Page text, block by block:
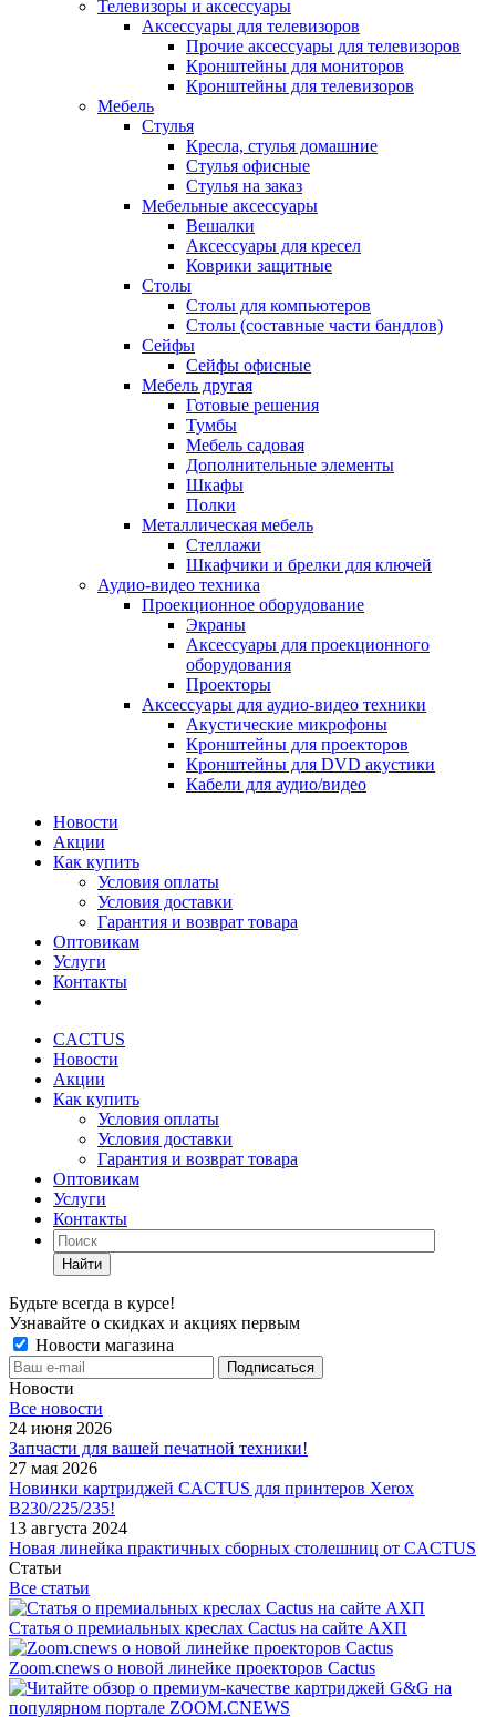
Телевизоры и аксессуары
Аксессуары для телевизоров
Прочие аксессуары для телевизоров
Кронштейны для мониторов
Кронштейны для телевизоров
Мебель
Стулья
Кресла, стулья домашние
Стулья офисные
Стулья на заказ
Мебельные аксессуары
Вешалки
Аксессуары для кресел
Коврики защитные
Столы
Столы для компьютеров
Столы (составные части бандлов)
Сейфы
Сейфы офисные
Мебель другая
Готовые решения
Тумбы
Мебель садовая
Дополнительные элементы
Шкафы
Полки
Металлическая мебель
Стеллажи
Шкафчики и брелки для ключей
Аудио-видео техника
Проекционное оборудование
Экраны
Аксессуары для проекционного
оборудования
Проекторы
Аксессуары для аудио-видео техники
Акустические микрофоны
Кронштейны для проекторов
Кронштейны для DVD акустики
Кабели для аудио/видео
Новости
Акции
Как купить
Условия оплаты
Условия доставки
Гарантия и возврат товара
Оптовикам
Услуги
Контакты
CACTUS
Новости
Акции
Как купить
Условия оплаты
Условия доставки
Гарантия и возврат товара
Оптовикам
Услуги
Контакты
Найти
Будьте всегда в курсе!
Узнавайте о скидках и акциях первым
Новости магазина
Новости
Все новости
24 июня 2026
Запчасти для вашей печатной техники!
27 мая 2026
Новинки картриджей CACTUS для принтеров Xerox
B230/225/235!
13 августа 2024
Новая линейка практичных сборных столешниц от CACTUS
Статьи
Все статьи
Статья о премиальных креслах Cactus на сайте АХП
Zoom.cnews о новой линейке проекторов Cactus